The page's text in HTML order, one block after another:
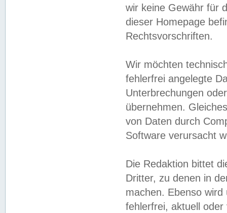
wir keine Gewähr für
dieser Homepage
Rechtsvorschriften.
Wir möchten
fehlerfrei angelegte
Unterbrechungen
übernehmen.
von Daten durch
Software verursacht
Die Redaktion bittet
Dritter, zu denen in
machen. Ebenso
fehlerfrei, aktuell oder